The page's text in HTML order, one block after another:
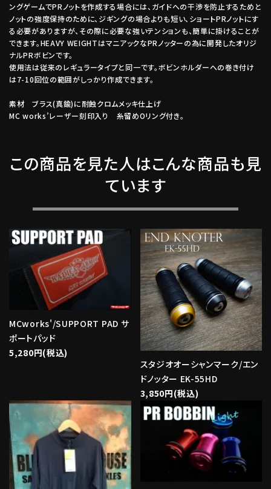
ングゲームでPRノットを作成する場合には、ガイドへの干渉を防止するためと
ノットの強度保持のために、ジギングの場合よりも短い、ショートPRノットにす
る必要がありますが、その際に必要な強いテンションも、簡単に掛けることが
できます。HEAVY WEIGHTはマニアックなPRノッターの為に開発したオリジ
ナルPRボビンです。
使用法は従来のレギュラータイプと同一です。ボビンホルダーへの巻き付け
は7-10回位の範囲がしっかり作成できます。
素材 ブラス(真鍮)に耐蝕クロムメッキ仕上げ
MC works’レーザー刻印入り 糸留めOリング付き。
この商品を見た人はこんな商品も見
ています
MCworks'/SUPPORT PAD サ
ポートパッド
5,280円(税込)
スタジオオーシャンマーク/エン
ドノッター EK-55HD
3,850円(税込)